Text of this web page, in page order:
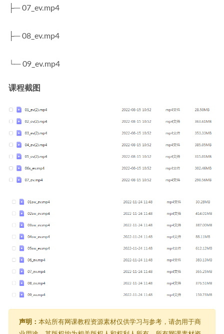
├─ 07_ev.mp4
├─ 08_ev.mp4
└─ 09_ev.mp4
课程截图
声明： 本站所有网课教程资源素材仅供学习与参考，请勿用于商